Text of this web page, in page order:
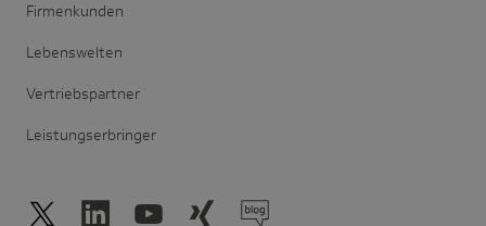
Firmenkunden
Lebenswelten
Vertriebspartner
Leistungserbringer